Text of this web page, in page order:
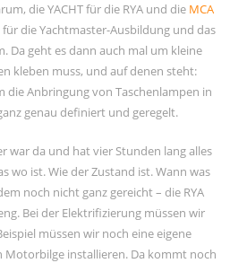
die YACHT für die RYA und die MCA
die Yachtmaster-Ausbildung und das
Da geht es dann auch mal um kleine
kleben muss, und auf denen steht:
die Anbringung von Taschenlampen in
genau definiert und geregelt.
war da und hat vier Stunden lang alles
wo ist. Wie der Zustand ist. Wann was
noch nicht ganz gereicht – die RYA
Bei der Elektrifizierung müssen wir
müssen wir noch eine eigene
Motorbilge installieren. Da kommt noch